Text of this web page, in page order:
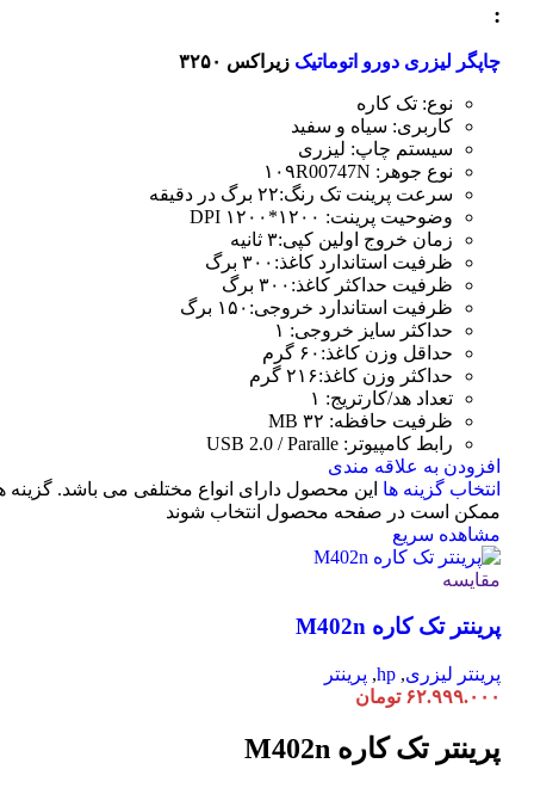
:
چاپگر لیزری دورو اتوماتیک زیراکس ۳۲۵۰
نوع: تک کاره
کاربری: سیاه و سفید
سیستم چاپ: لیزری
نوع جوهر: ۱۰۹R00747N
سرعت پرینت تک رنگ:۲۲ برگ در دقیقه
وضوحیت پرینت: ۱۲۰۰*۱۲۰۰ DPI
زمان خروج اولین کپی:۳ ثانیه
ظرفیت استاندارد کاغذ:۳۰۰ برگ
ظرفیت حداکثر کاغذ:۳۰۰ برگ
ظرفیت استاندارد خروجی:۱۵۰ برگ
حداکثر سایز خروجی: ۱
حداقل وزن کاغذ:۶۰ گرم
حداکثر وزن کاغذ:۲۱۶ گرم
تعداد هد/کارتریج: ۱
ظرفیت حافظه: ۳۲ MB
رابط کامپیوتر: USB 2.0 / Paralle
افزودن به علاقه مندی
انتخاب گزینه ها این محصول دارای انواع مختلفی می باشد. گزینه
ممکن است در صفحه محصول انتخاب شوند
مشاهده سریع
مقایسه
پرینتر تک کاره M402n
پرینتر لیزری,
hp
, پرینتر
۶۲.۹۹۹.۰۰۰ تومان
پرینتر تک کاره M402n